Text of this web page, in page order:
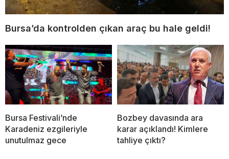
Bursa’da kontrolden çıkan araç bu hale geldi!
Bursa Festivali’nde
Karadeniz ezgileriyle
unutulmaz gece
Bozbey davasında ara
karar açıklandı! Kimlere
tahliye çıktı?